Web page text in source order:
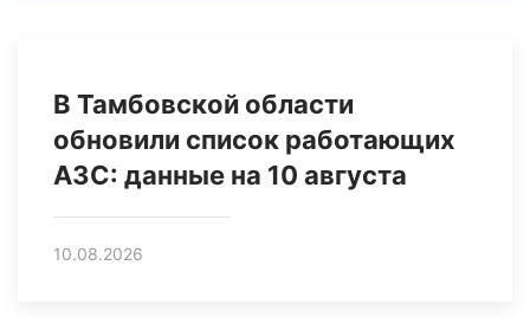
В Тамбовской области
обновили список работающих
АЗС: данные на 10 августа
10.08.2026